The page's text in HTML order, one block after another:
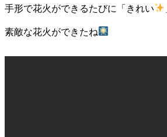
手形で花火ができるたびに「きれい
素敵な花火ができたね